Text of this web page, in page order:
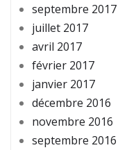
septembre 2017
juillet 2017
avril 2017
février 2017
janvier 2017
décembre 2016
novembre 2016
septembre 2016